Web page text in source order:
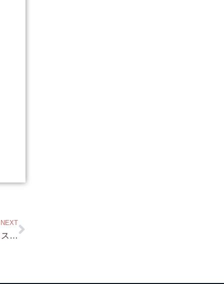
NEXT
蓬莱！蓬莱！・琵琶湖浜前・ボート下ろせるスロープ付き！・約400坪・大阪市 I 様 より 案内予約頂きました！早速 明日（笑）